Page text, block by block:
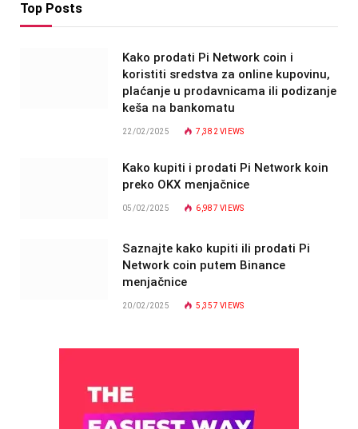
Top Posts
Kako prodati Pi Network coin i
koristiti sredstva za online kupovinu,
plaćanje u prodavnicama ili podizanje
keša na bankomatu
22/02/2025 7,382VIEWS
Kako kupiti i prodati Pi Network koin
preko OKX menjačnice
05/02/2025 6,987VIEWS
Saznajte kako kupiti ili prodati Pi
Network coin putem Binance
menjačnice
20/02/2025 5,357VIEWS